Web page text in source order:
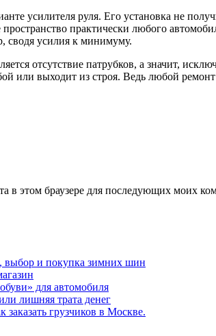
усилителя руля. Его установка не
практически любого
сводя усилия к минимуму.
отсутствие патрубков, а значит,
или выходит из строя. Ведь любой
в этом браузере для последующих моих
и покупка зимних шин
для автомобиля
лишняя трата денег
грузчиков в Москве.